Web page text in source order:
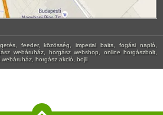
feeder, közösség, imperial baits, fogási napló,
webáruház, horgász webshop, online horgászbolt,
horgász akció, bojli